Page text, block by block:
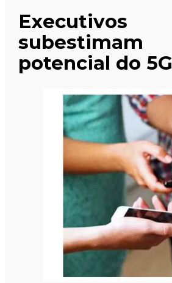
Executivos
subestimam
potencial do 5G